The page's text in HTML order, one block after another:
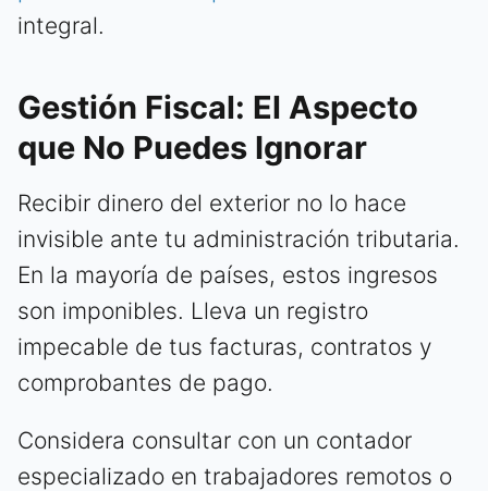
integral.
Gestión Fiscal: El Aspecto
que No Puedes Ignorar
Recibir dinero del exterior no lo hace
invisible ante tu administración tributaria.
En la mayoría de países, estos ingresos
son imponibles. Lleva un registro
impecable de tus facturas, contratos y
comprobantes de pago.
Considera consultar con un contador
especializado en trabajadores remotos o